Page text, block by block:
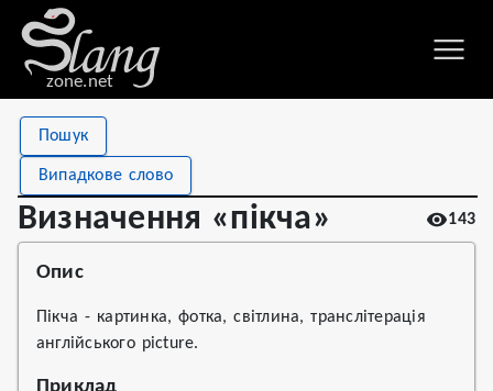
zone.net
Пошук
Випадкове слово
Визначення «пікча» 143
Визначення «пікча»
Stat
Views
Definitions 1
Опис
Пікча - картинка, фотка, світлина, транслітерація
англійського picture.